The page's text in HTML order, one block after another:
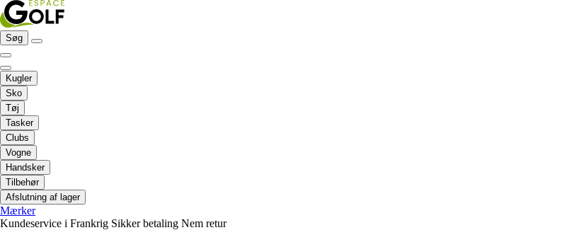
Søg
Kugler
Sko
Tøj
Tasker
Clubs
Vogne
Handsker
Tilbehør
Afslutning af lager
Mærker
Kundeservice i Frankrig Sikker betaling Nem retur